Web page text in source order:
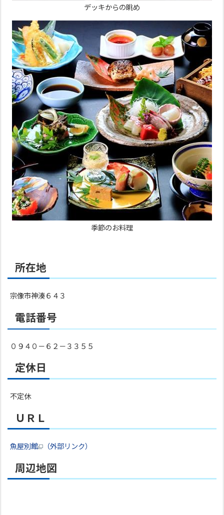
デッキからの眺め
季節のお料理
所在地
宗像市神湊６４３
電話番号
０９４０－６２－３３５５
定休日
不定休
ＵＲＬ
魚屋別館 （外部リンク）
周辺地図